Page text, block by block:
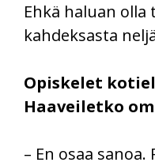
Ehkä haluan olla
kahdeksasta
Opiskelet
Haaveiletko
– En osaa